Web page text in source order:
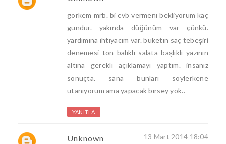
görkem mrb. bi cvb vermenı bekliyorum kaç
gundur. yakında düğünüm var çünkü.
yardımına ıhtıyacım var. buketın saç tebeşiri
denemesi ton balıklı salata başlıklı yazının
altına gereklı açıklamayı yaptım. insanız
sonuçta. sana bunları söylerkene
utanıyorum ama yapacak bırsey yok..
YANITLA
Unknown 13 Mart 2014 18:04